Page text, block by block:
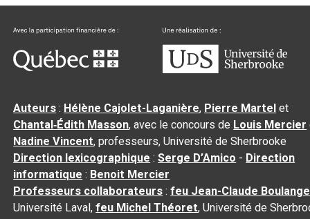
Auteurs : Hélène Cajolet-Laganière, Pierre Martel et
Chantal‑Édith Masson, avec le concours de Louis Mercier
Nadine Vincent, professeurs, Université de Sherbrooke
Direction lexicographique :Serge D’Amico - Direction
informatique : Benoit Mercier
Professeurs collaborateurs :feu Jean-Claude
Université Laval,feu Michel Théoret, Université de